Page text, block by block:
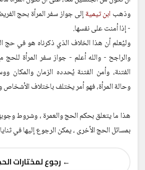
وذهبابن تيميةإلى جواز سفر المرأة بحج
- إذا أمنت على نفسها.
وليُعلم أن هذا الخلاف الذي ذكرناه هو في حج
والراجح - والله أعلم - جواز سفر المرأة
الفتنة، وأمن الفتنة يُحدده الزمان والمكان
وحالة المرأة، فهو أمر يختلف باختلاف الأشخاص
هذا ما يتعلق بحكم الحج والعمرة ، وشروط
بمسائل الحج الأخرى ، يمكن الرجوع إليها في
← رجوع لمختارات